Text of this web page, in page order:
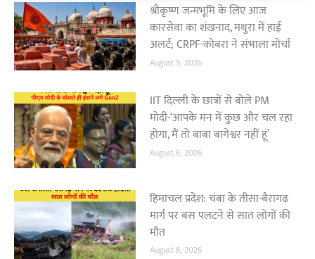
श्रीकृष्ण जन्मभूमि के लिए आज
कारसेवा का शंखनाद, मथुरा में हाई
अलर्ट; CRPF-कोबरा ने संभाला मोर्चा
August 9, 2026
IIT दिल्ली के छात्रों से बोले PM
मोदी-‘आपके मन में कुछ और चल रहा
होगा, मैं तो बाबा बागेश्वर नहीं हूं’
August 8, 2026
हिमाचल प्रदेश: चंबा के तीसा-बैरागढ़
मार्ग पर बस पलटने से सात लोगों की
मौत
August 8, 2026